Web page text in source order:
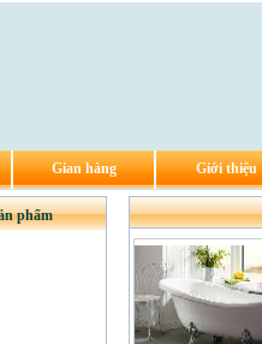
Gian hàng Giới thiệu
phẩm